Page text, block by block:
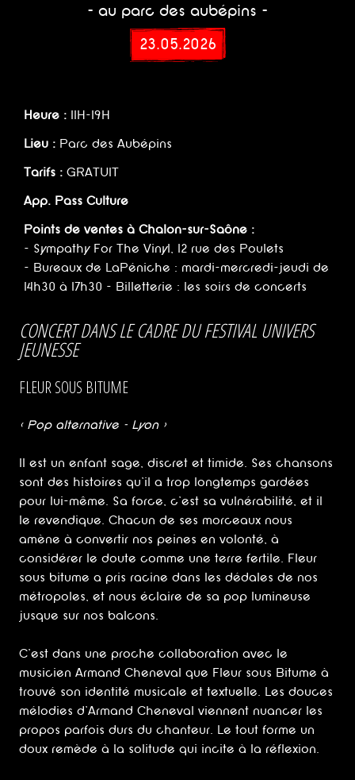
- au parc des aubépins -
23.05.2026
Heure : 11H-19H
Lieu : Parc des Aubépins
Tarifs : GRATUIT
App. Pass Culture
Points de ventes à Chalon-sur-Saône :
- Sympathy For The Vinyl, 12 rue des Poulets
- Bureaux de LaPéniche : mardi-mercredi-jeudi de
14h30 à 17h30 - Billetterie : les soirs de concerts
CONCERT DANS LE CADRE DU FESTIVAL UNIVERS
JEUNESSE
FLEUR SOUS BITUME
< Pop alternative – Lyon >
Il est un enfant sage, discret et timide. Ses chansons
sont des histoires qu’il a trop longtemps gardées
pour lui-même. Sa force, c’est sa vulnérabilité, et il
le revendique. Chacun de ses morceaux nous
amène à convertir nos peines en volonté, à
considérer le doute comme une terre fertile. Fleur
sous bitume a pris racine dans les dédales de nos
métropoles, et nous éclaire de sa pop lumineuse
jusque sur nos balcons.
C’est dans une proche collaboration avec le
musicien Armand Cheneval que Fleur sous Bitume à
trouvé son identité musicale et textuelle. Les douces
mélodies d’Armand Cheneval viennent nuancer les
propos parfois durs du chanteur. Le tout forme un
doux remède à la solitude qui incite à la réflexion.